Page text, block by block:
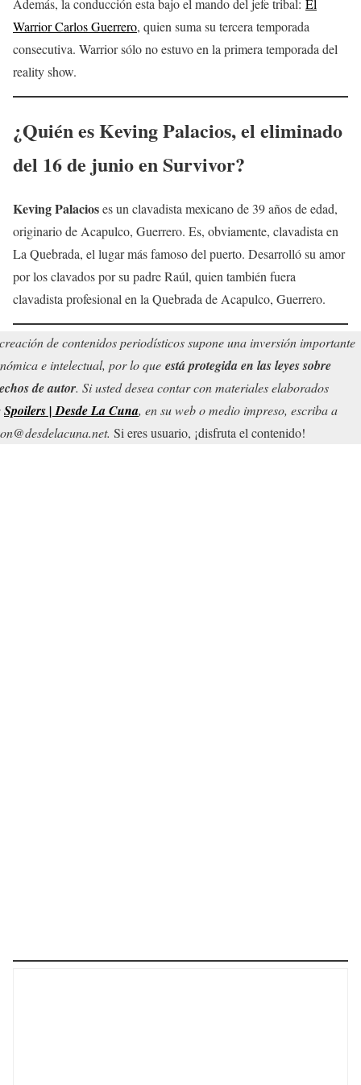
Además, la conducción esta bajo el mando del jefe tribal: El
Warrior Carlos Guerrero, quien suma su tercera temporada
consecutiva. Warrior sólo no estuvo en la primera temporada del
reality show.
¿Quién es Keving Palacios, el eliminado
del 16 de junio en Survivor?
Keving Palacioses un clavadista mexicano de 39 años de edad,
originario de Acapulco, Guerrero. Es, obviamente, clavadista en
La Quebrada, el lugar más famoso del puerto. Desarrolló su amor
por los clavados por su padre Raúl, quien también fuera
clavadista profesional en la Quebrada de Acapulco, Guerrero.
de contenidos periodísticos supone una inversión importante
e intelectual, por lo que está protegida en las leyes sobre
de autor. Si usted desea contar con materiales elaborados
Spoilers | Desde La Cuna, en su web o medio impreso, escriba a
Si eres usuario, ¡disfruta el contenido!